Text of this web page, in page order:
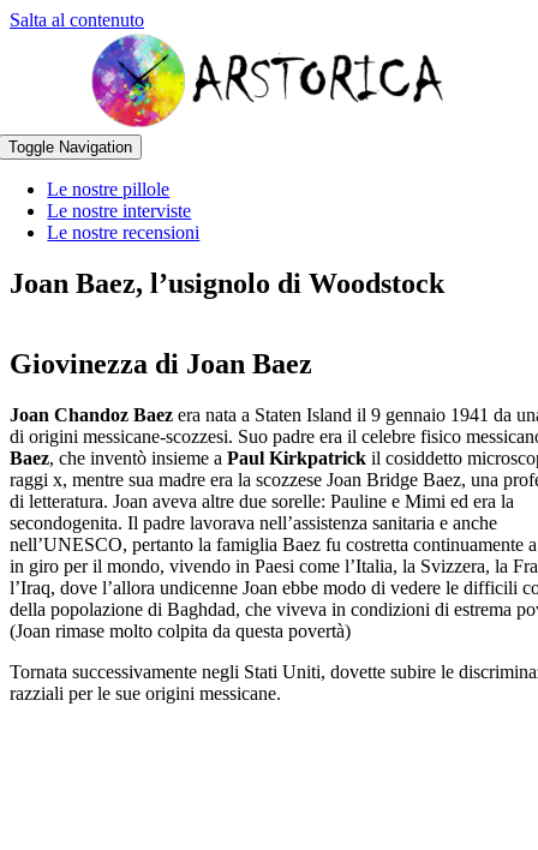
Salta al contenuto
Toggle Navigation
Le nostre pillole
Le nostre interviste
Le nostre recensioni
Joan Baez, l’usignolo di Woodstock
Giovinezza di Joan Baez
Joan Chandoz Baez era nata a Staten Island il 9 gennaio 1941 da
di origini messicane-scozzesi. Suo padre era il celebre fisico
Baez, che inventò insieme a Paul Kirkpatrick il cosiddetto
raggi x, mentre sua madre era la scozzese Joan Bridge Baez, una
di letteratura. Joan aveva altre due sorelle: Pauline e Mimi ed era la
secondogenita. Il padre lavorava nell’assistenza sanitaria e anche
nell’UNESCO, pertanto la famiglia Baez fu costretta continuamente
in giro per il mondo, vivendo in Paesi come l’Italia, la Svizzera, la
l’Iraq, dove l’allora undicenne Joan ebbe modo di vedere le difficili
della popolazione di Baghdad, che viveva in condizioni di estrema
(Joan rimase molto colpita da questa povertà)
Tornata successivamente negli Stati Uniti, dovette subire le
razziali per le sue origini messicane.